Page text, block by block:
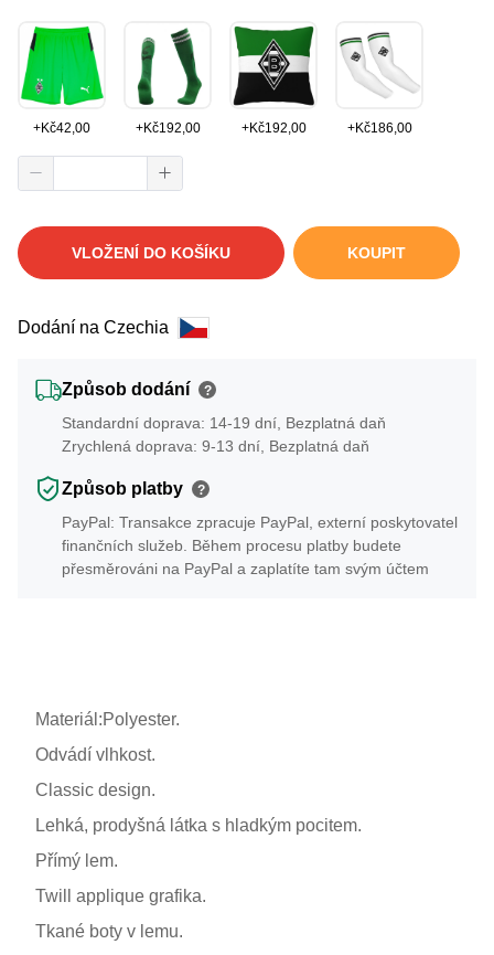
+Kč42,00 +Kč192,00 +Kč192,00 +Kč186,00
VLOŽENÍ DO KOŠÍKU KOUPIT
Dodání na Czechia
Způsob dodání ?
Standardní doprava: 14-19 dní, Bezplatná daň
Zrychlená doprava: 9-13 dní, Bezplatná daň
Způsob platby ?
PayPal: Transakce zpracuje PayPal, externí poskytovatel
finančních služeb. Během procesu platby budete
přesměrováni na PayPal a zaplatíte tam svým účtem
Materiál:Polyester.
Odvádí vlhkost.
Classic design.
Lehká, prodyšná látka s hladkým pocitem.
Přímý lem.
Twill applique grafika.
Tkané boty v lemu.